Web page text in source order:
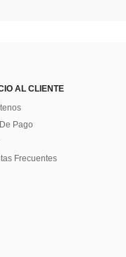
AL CLIENTE
Pago
Frecuentes